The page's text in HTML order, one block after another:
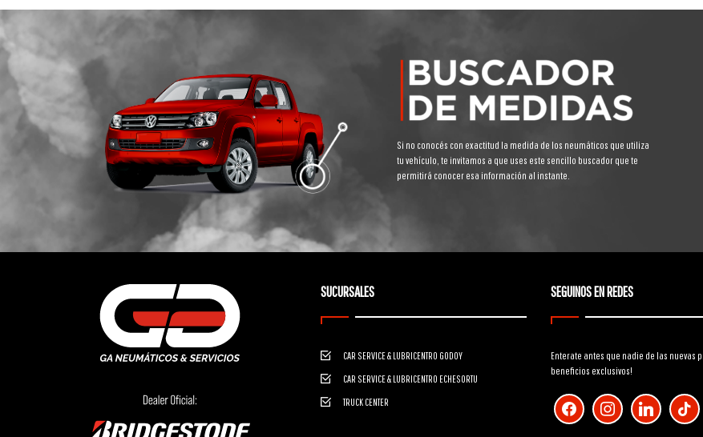
Si no conocés con exactitud la medida de los neumáticos que utiliza
tu vehículo, te invitamos a que uses este sencillo buscador que te
permitirá conocer esa información al instante.
SUCURSALES
CAR SERVICE & LUBRICENTRO GODOY
CAR SERVICE & LUBRICENTRO ECHESORTU
TRUCK CENTER
SEGUINOS EN REDES
Enterate antes que nadie de las nuevas
beneficios exclusivos!
facebook instagram linkedin tiktok